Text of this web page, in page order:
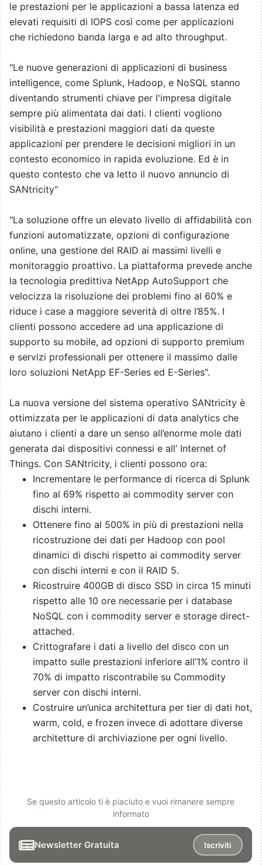
le prestazioni per le applicazioni a bassa latenza ed
elevati requisiti di IOPS così come per applicazioni
che richiedono banda larga e ad alto throughput.
"Le nuove generazioni di applicazioni di business
intelligence, come Splunk, Hadoop, e NoSQL stanno
diventando strumenti chiave per l'impresa digitale
sempre più alimentata dai dati. I clienti vogliono
visibilità e prestazioni maggiori dati da queste
applicazioni per prendere le decisioni migliori in un
contesto economico in rapida evoluzione. Ed è in
questo contesto che va letto il nuovo annuncio di
SANtricity"
"La soluzione offre un elevato livello di affidabilità con
funzioni automatizzate, opzioni di configurazione
online, una gestione del RAID ai massimi livelli e
monitoraggio proattivo. La piattaforma prevede anche
la tecnologia predittiva NetApp AutoSupport che
velocizza la risoluzione dei problemi fino al 60% e
riduce i case a maggiore severità di oltre l’85%. I
clienti possono accedere ad una applicazione di
supporto su mobile, ad opzioni di supporto premium
e servizi professionali per ottenere il massimo dalle
loro soluzioni NetApp EF-Series ed E-Series".
La nuova versione del sistema operativo SANtricity è
ottimizzata per le applicazioni di data analytics che
aiutano i clienti a dare un senso all’enorme mole dati
generata dai dispositivi connessi e all’ Internet of
Things. Con SANtricity, i clienti possono ora:
Incrementare le performance di ricerca di Splunk
fino al 69% rispetto ai commodity server con
dischi interni.
Ottenere fino al 500% in più di prestazioni nella
ricostruzione dei dati per Hadoop con pool
dinamici di dischi rispetto ai commodity server
con dischi interni e con il RAID 5.
Ricostruire 400GB di disco SSD in circa 15 minuti
rispetto alle 10 ore necessarie per i database
NoSQL con i commodity server e storage direct-
attached.
Crittografare i dati a livello del disco con un
impatto sulle prestazioni inferiore all’1% contro il
70% di impatto riscontrabile su Commodity
server con dischi interni.
Costruire un’unica architettura per tier di dati hot,
warm, cold, e frozen invece di adottare diverse
architetture di archiviazione per ogni livello.
Se questo articolo ti è piaciuto e vuoi rimanere sempre
informato
Newsletter Gratuita Iscriviti